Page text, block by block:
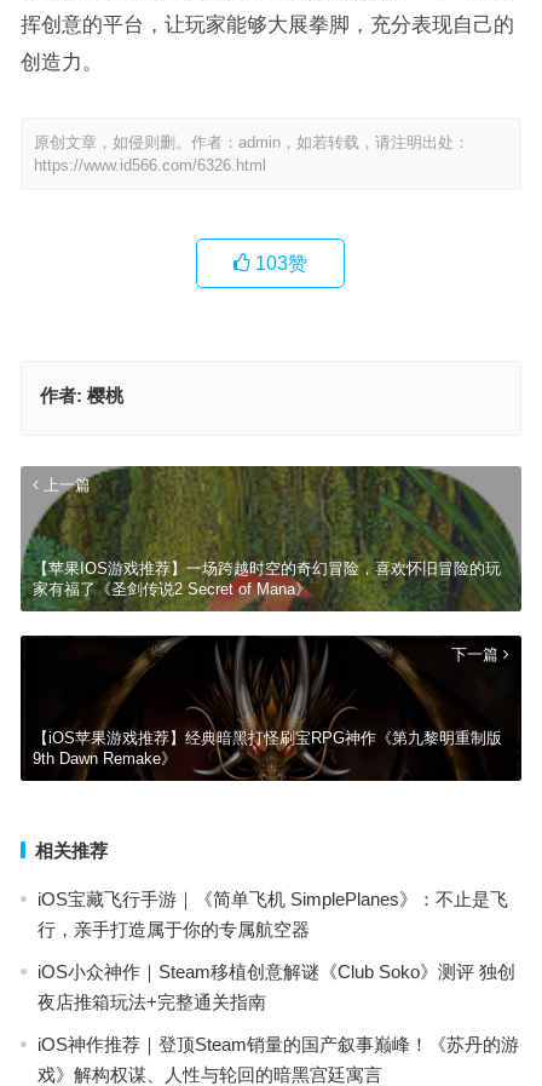
挥创意的平台，让玩家能够大展拳脚，充分表现自己的
创造力。
原创文章，如侵则删。作者：admin，如若转载，请注明出处：
https://www.id566.com/6326.html
103赞
作者: 樱桃
上一篇
【苹果IOS游戏推荐】一场跨越时空的奇幻冒险，喜欢怀旧冒险的玩
家有福了《圣剑传说2 Secret of Mana》
下一篇
【iOS苹果游戏推荐】经典暗黑打怪刷宝RPG神作《第九黎明重制版
9th Dawn Remake》
相关推荐
iOS宝藏飞行手游｜《简单飞机 SimplePlanes》：不止是飞
行，亲手打造属于你的专属航空器
iOS小众神作｜Steam移植创意解谜《Club Soko》测评 独创
夜店推箱玩法+完整通关指南
iOS神作推荐｜登顶Steam销量的国产叙事巅峰！《苏丹的游
戏》解构权谋、人性与轮回的暗黑宫廷寓言